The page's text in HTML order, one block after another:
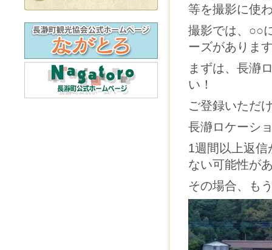
等を撮影に使
撮影では、○○
ーズがありま
まずは、長瀞
い！
ご登録いただ
長瀞ロケーシ
1週間以上返
ない可能性が
その場合、も